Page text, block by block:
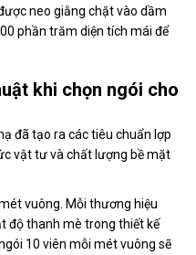
neo giằng chặt vào dầm
phần trăm diện tích mái để
khi chọn ngói cho
đã tạo ra các tiêu chuẩn lợp
vật tư và chất lượng bề mặt
vuông. Mỗi thương hiệu
độ thanh mè trong thiết kế
10 viên mỗi mét vuông sẽ